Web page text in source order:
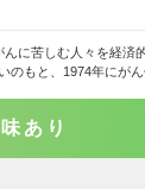
んに苦しむ人々を経済
のもと、1974年にが
あり